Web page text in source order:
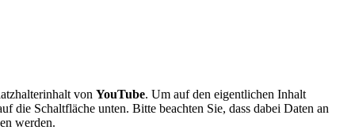
von YouTube. Um auf den eigentlichen Inhalt
die Schaltfläche unten. Bitte beachten Sie, dass dabei Daten an
werden.